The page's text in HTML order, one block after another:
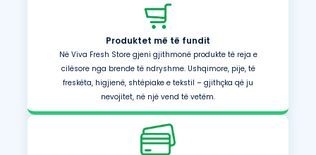
Produktet më të fundit
Në Viva Fresh Store gjeni gjithmonë produkte të reja e
cilësore nga brende të ndryshme. Ushqimore, pije, të
freskëta, higjienë, shtëpiake e tekstil – gjithçka që ju
nevojitet, në një vend të vetëm.